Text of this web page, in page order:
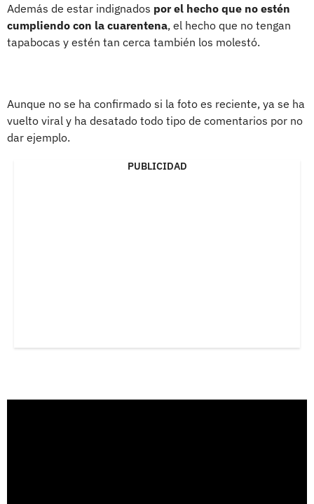
Además de estar indignados por el hecho que no estén
cumpliendo con la cuarentena, el hecho que no tengan
tapabocas y estén tan cerca también los molestó.
Aunque no se ha confirmado si la foto es reciente, ya se ha
vuelto viral y ha desatado todo tipo de comentarios por no
dar ejemplo.
PUBLICIDAD